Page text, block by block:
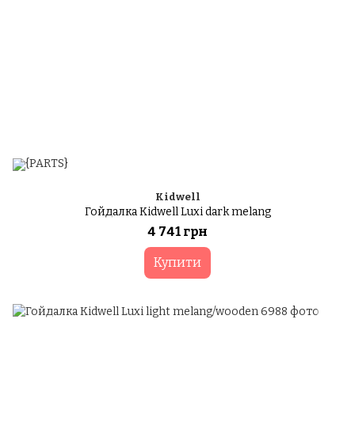
Kidwell
Гойдалка Kidwell Luxi dark melang
4 741 грн
Купити